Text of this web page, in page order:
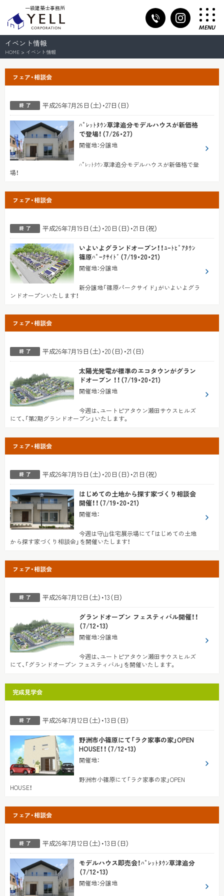
一級建築士事務所
MENU
イベント情報
HOME > イベント情報
フェア・相談会
平成26年7月26日（土）・27日（日）
ﾊﾟﾚｯﾄﾀｳﾝ草津追分モデルハウスが新価格
で登場！（7/26・27）
開催地：分譲地
ﾊﾟﾚｯﾄﾀｳﾝ草津追分モデルハウスが新価格で登
場！
フェア・相談会
平成26年7月19日（土）・20日（日）・21日（祝）
いよいよグランドオープン！！ﾕｰﾄﾋﾟｱﾀｳﾝ
篠原ﾊﾟｰｸｻｲﾄﾞ（7/19・20・21）
開催地：分譲地
新分譲地「篠原パークサイド」がいよいよグラ
ンドオープンいたします！
フェア・相談会
平成26年7月19日（土）・20（日）・21（日）
太陽光発電が標準のエコタウンがグラン
ドオープン ！！（7/19・20・21）
開催地：分譲地
今週は、ユートピアタウン瀬田サウスヒルズ
にて、「第2期グランドオープン」いたします。
フェア・相談会
平成26年7月19日（土）・20日（日）・21日（祝）
はじめての土地から探す家づくり相談会
開催！！（7/19・20・21）
開催地：
今週は守山住宅展示場にて「はじめての土地
から探す家づくり相談会」を開催いたします！
フェア・相談会
平成26年7月12日（土）・13（日）
グランドオープン フェスティバル開催！！
（7/12・13）
開催地：分譲地
今週は、ユートピアタウン瀬田サウスヒルズ
にて、「グランドオープン フェスティバル」を開催いたします。
完成見学会
平成26年7月12日（土）・13日（日）
野洲市小篠原にて「ラク家事の家」OPEN
HOUSE！！（7/12・13）
開催地：
野洲市小篠原にて「ラク家事の家」OPEN
HOUSE！
フェア・相談会
平成26年7月12日（土）・13日（日）
モデルハウス即売会！ﾊﾟﾚｯﾄﾀｳﾝ草津追分
（7/12・13）
開催地：分譲地